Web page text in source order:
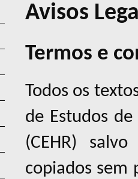
Avisos
Termos e
Todos os
de Estudos
(CEHR)
copiados sem